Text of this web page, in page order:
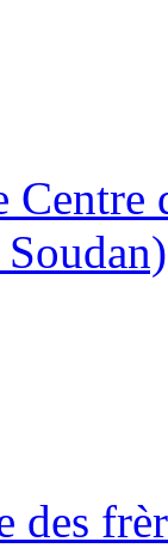
Centre
des